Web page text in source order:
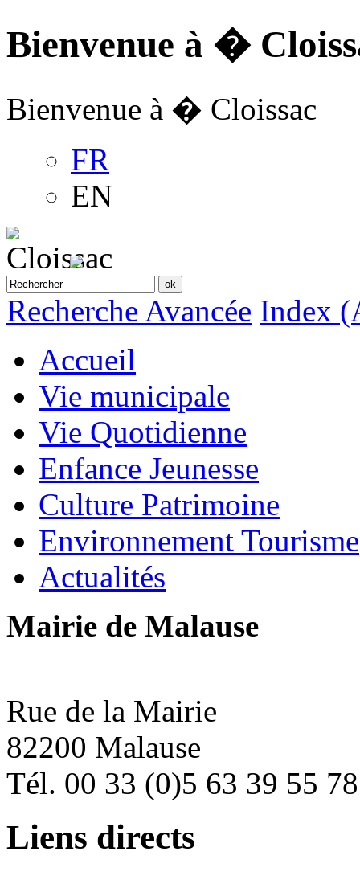
Bienvenue à �
Bienvenue à � Cloissac
FR
EN
Recherche Avancée Index
Accueil
Vie municipale
Vie Quotidienne
Enfance Jeunesse
Culture Patrimoine
Environnement Tourisme
Actualités
Mairie de Malause
Rue de la Mairie
82200 Malause
Tél. 00 33 (0)5 63 39 55 78
Liens directs